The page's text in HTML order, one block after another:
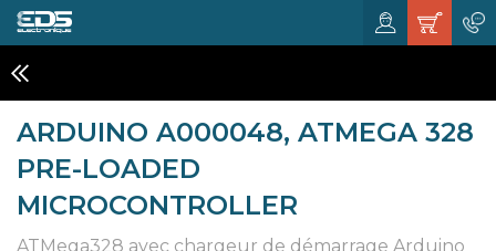
ARDUINO A000048, ATMEGA 328
PRE-LOADED
MICROCONTROLLER
ATMega328 avec chargeur de démarrage Arduino